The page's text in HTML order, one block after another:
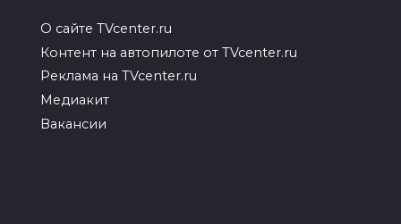
Аноним
О сайте TVcenter.ru
Контент на автопилоте от TVcenter.ru
Реклама на TVcenter.ru
Медиакит
Вакансии